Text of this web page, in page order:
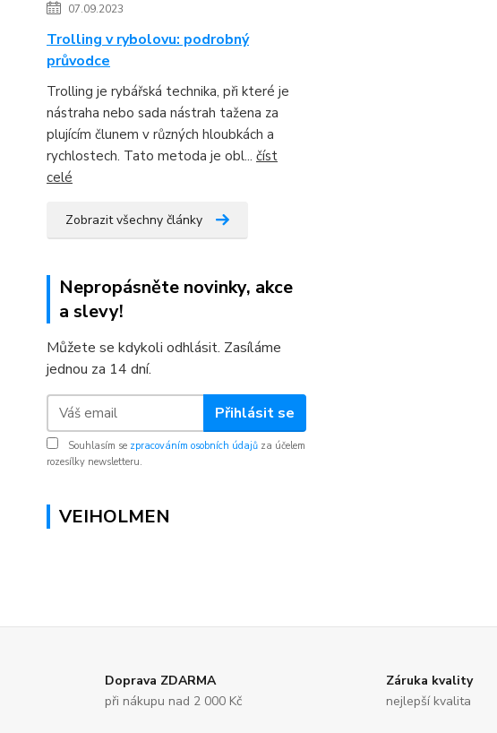
07.09.2023
Trolling v rybolovu: podrobný
průvodce
Trolling je rybářská technika, při které je
nástraha nebo sada nástrah tažena za
plujícím člunem v různých hloubkách a
rychlostech. Tato metoda je obl... číst
celé
Zobrazit všechny články
Nepropásněte novinky, akce
a slevy!
Můžete se kdykoli odhlásit. Zasíláme
jednou za 14 dní.
Přihlásit se
Souhlasím se zpracováním osobních údajů za účelem
rozesílky newsletteru.
VEIHOLMEN
Doprava ZDARMA
při nákupu nad 2 000 Kč
Záruka kvality
nejlepší kvalita